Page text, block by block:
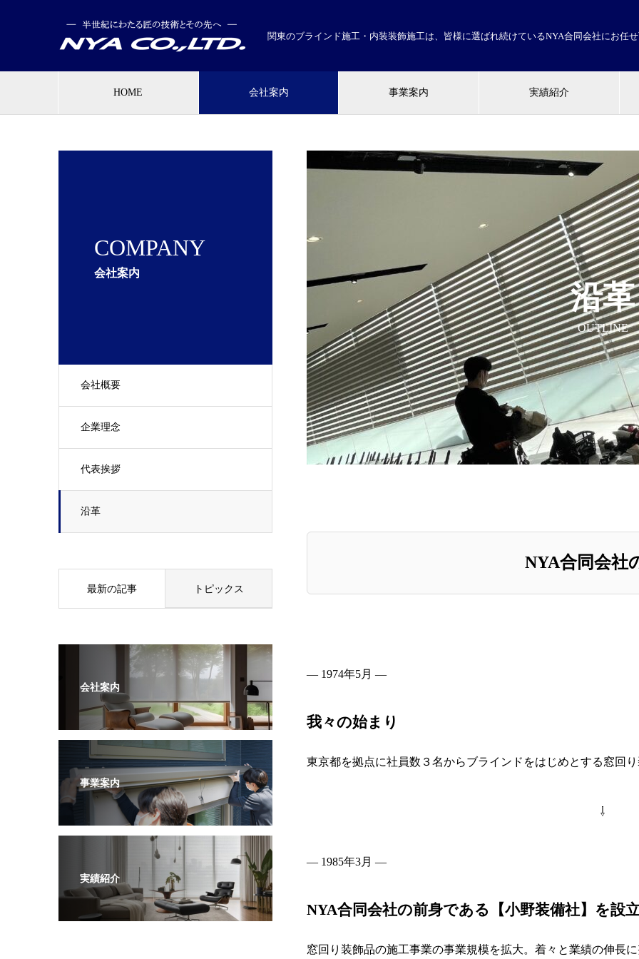
関東のブラインド施工・内装装飾施工は、皆様に選ばれ続けているNYA合同会社にお任
HOME 会社案内 事業案内 実績紹介
COMPANY
会社案内
会社概要
企業理念
代表挨拶
沿革
沿革
OUTLINE
NYA合同会社
― 1974年5月 ―
我々の始まり
東京都を拠点に社員数３名からブラインドをはじめとする窓回
⇩
― 1985年3月 ―
NYA合同会社の前身である【小野装備社】を設
窓回り装飾品の施工事業の事業規模を拡大。着々と業績の伸長
最新の記事 トピックス
会社案内
事業案内
実績紹介